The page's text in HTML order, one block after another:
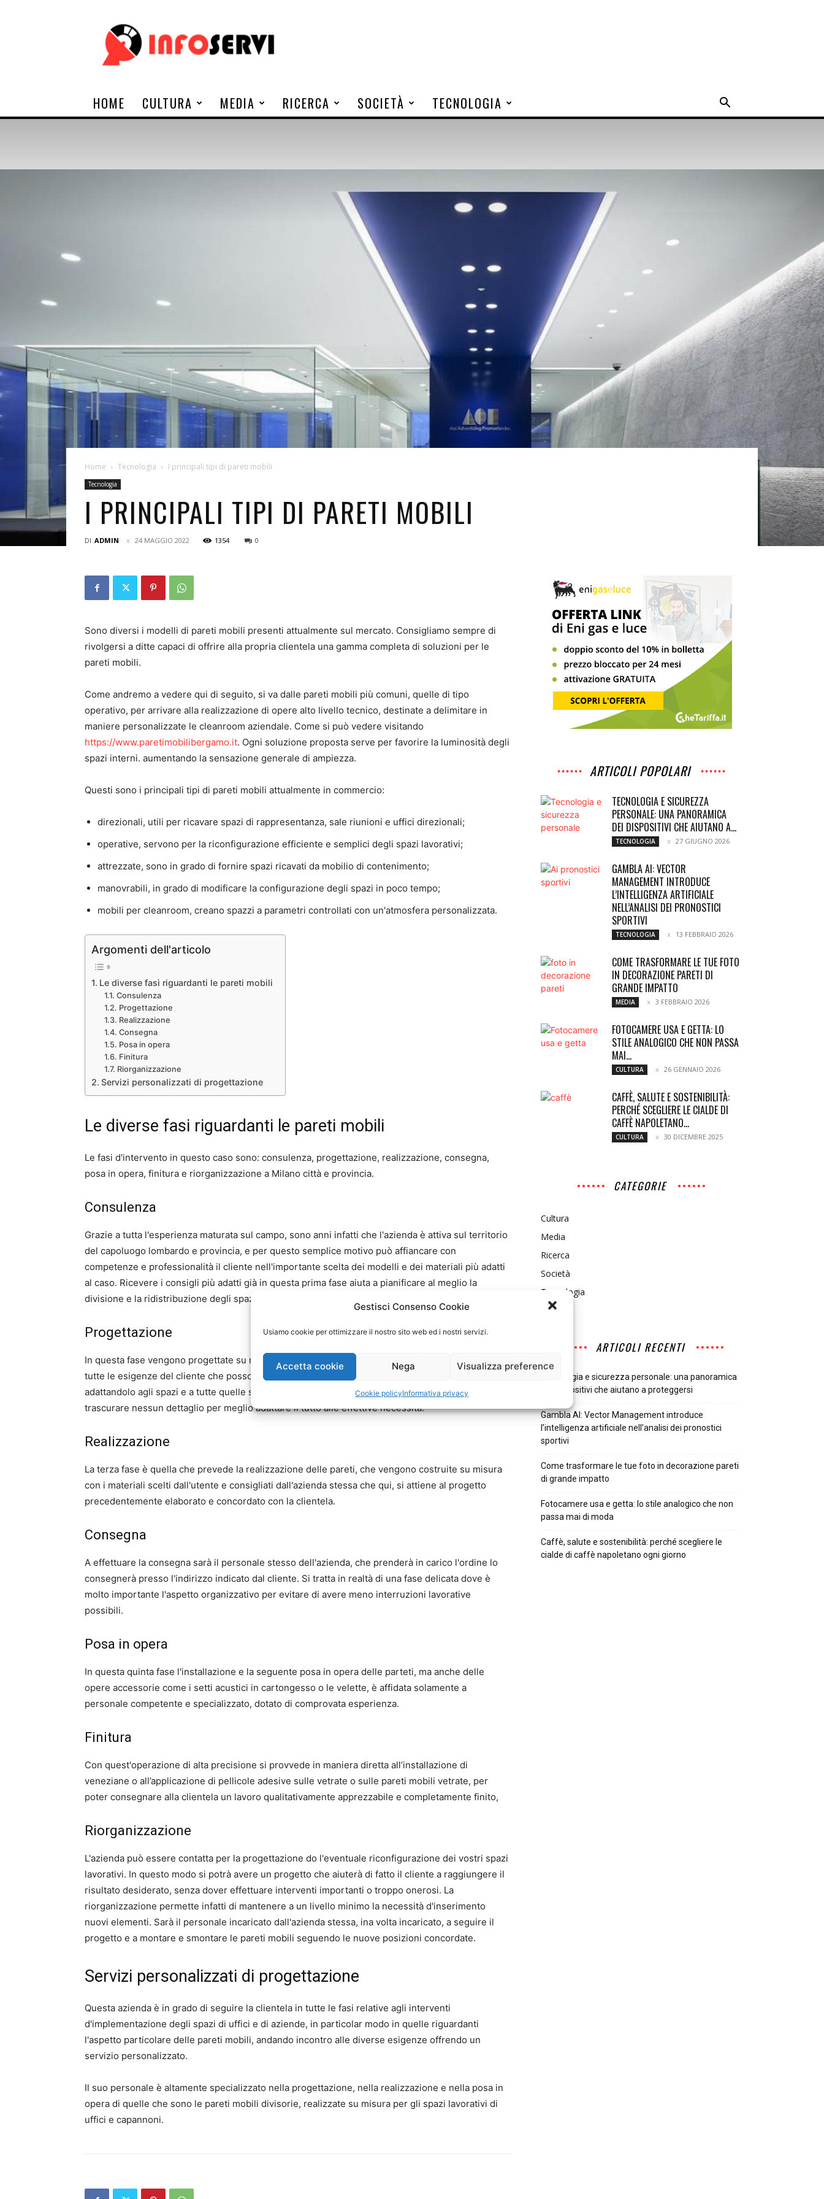
Gestisci Consenso Cookie
Usiamo cookie per ottimizzare il nostro sito web ed i nostri servizi.
Accetta cookie Nega Visualizza preference
Cookie policyInformativa privacy
HOME CULTURA MEDIA RICERCA SOCIETÀ TECNOLOGIA
Home Tecnologia I principali tipi di pareti mobili
Tecnologia
I PRINCIPALI TIPI DI PARETI MOBILI
DI ADMIN 24 MAGGIO 2022 1354 0
Sono diversi i modelli di pareti mobili presenti attualmente sul mercato. Consigliamo sempre di
rivolgersi a ditte capaci di offrire alla propria clientela una gamma completa di soluzioni per le
pareti mobili.
Come andremo a vedere qui di seguito, si va dalle pareti mobili più comuni, quelle di tipo
operativo, per arrivare alla realizzazione di opere alto livello tecnico, destinate a delimitare in
maniere personalizzate le cleanroom aziendale. Come si può vedere visitando
https://www.paretimobilibergamo.it. Ogni soluzione proposta serve per favorire la luminosità degli
spazi interni. aumentando la sensazione generale di ampiezza.
Questi sono i principali tipi di pareti mobili attualmente in commercio:
direzionali, utili per ricavare spazi di rappresentanza, sale riunioni e uffici direzionali;
operative, servono per la riconfigurazione efficiente e semplici degli spazi lavorativi;
attrezzate, sono in grado di fornire spazi ricavati da mobilio di contenimento;
manovrabili, in grado di modificare la configurazione degli spazi in poco tempo;
mobili per cleanroom, creano spazzi a parametri controllati con un'atmosfera personalizzata.
Argomenti dell'articolo
Le diverse fasi riguardanti le pareti mobili
Consulenza
Progettazione
Realizzazione
Consegna
Posa in opera
Finitura
Riorganizzazione
Servizi personalizzati di progettazione
Le diverse fasi riguardanti le pareti mobili
Le fasi d'intervento in questo caso sono: consulenza, progettazione, realizzazione, consegna,
posa in opera, finitura e riorganizzazione a Milano città e provincia.
Consulenza
Grazie a tutta l'esperienza maturata sul campo, sono anni infatti che l'azienda è attiva sul territorio
del capoluogo lombardo e provincia, e per questo semplice motivo può affiancare con
competenze e professionalità il cliente nell'importante scelta dei modelli e dei materiali più adatti
al caso. Ricevere i consigli più adatti già in questa prima fase aiuta a pianificare al meglio la
divisione e la ridistribuzione degli spazi.
Progettazione
In questa fase vengono progettate su misura le pareti mobili. Vengono prese in considerazione
tutte le esigenze del cliente che possono essere specifiche e uniche. Qui si progetta il lavoro
adattandolo agli spazi e a tutte quelle situazioni che si possono verificare nelle aziende, senza
trascurare nessun dettaglio per meglio adattare il tutto alle effettive necessità.
Realizzazione
La terza fase è quella che prevede la realizzazione delle pareti, che vengono costruite su misura
con i materiali scelti dall'utente e consigliati dall'azienda stessa che qui, si attiene al progetto
precedentemente elaborato e concordato con la clientela.
Consegna
A effettuare la consegna sarà il personale stesso dell'azienda, che prenderà in carico l'ordine lo
consegnerà presso l'indirizzo indicato dal cliente. Si tratta in realtà di una fase delicata dove è
molto importante l'aspetto organizzativo per evitare di avere meno interruzioni lavorative
possibili.
Posa in opera
In questa quinta fase l'installazione e la seguente posa in opera delle parteti, ma anche delle
opere accessorie come i setti acustici in cartongesso o le velette, è affidata solamente a
personale competente e specializzato, dotato di comprovata esperienza.
Finitura
Con quest'operazione di alta precisione si provvede in maniera diretta all’installazione di
veneziane o all’applicazione di pellicole adesive sulle vetrate o sulle pareti mobili vetrate, per
poter consegnare alla clientela un lavoro qualitativamente apprezzabile e completamente finito,
Riorganizzazione
L'azienda può essere contatta per la progettazione do l'eventuale riconfigurazione dei vostri spazi
lavorativi. In questo modo si potrà avere un progetto che aiuterà di fatto il cliente a raggiungere il
risultato desiderato, senza dover effettuare interventi importanti o troppo onerosi. La
riorganizzazione permette infatti di mantenere a un livello minimo la necessità d'inserimento
nuovi elementi. Sarà il personale incaricato dall'azienda stessa, ina volta incaricato, a seguire il
progetto e a montare e smontare le pareti mobili seguendo le nuove posizioni concordate.
Servizi personalizzati di progettazione
Questa azienda è in grado di seguire la clientela in tutte le fasi relative agli interventi
d'implementazione degli spazi di uffici e di aziende, in particolar modo in quelle riguardanti
l'aspetto particolare delle pareti mobili, andando incontro alle diverse esigenze offrendo un
servizio personalizzato.
Il suo personale è altamente specializzato nella progettazione, nella realizzazione e nella posa in
opera di quelle che sono le pareti mobili divisorie, realizzate su misura per gli spazi lavorativi di
uffici e capannoni.
ARTICOLI POPOLARI
TECNOLOGIA E SICUREZZA
PERSONALE: UNA PANORAMICA
DEI DISPOSITIVI CHE AIUTANO A...
TECNOLOGIA 27 GIUGNO 2026
GAMBLA AI: VECTOR
MANAGEMENT INTRODUCE
L’INTELLIGENZA ARTIFICIALE
NELL’ANALISI DEI PRONOSTICI
SPORTIVI
TECNOLOGIA 13 FEBBRAIO 2026
COME TRASFORMARE LE TUE FOTO
IN DECORAZIONE PARETI DI
GRANDE IMPATTO
MEDIA 3 FEBBRAIO 2026
FOTOCAMERE USA E GETTA: LO
STILE ANALOGICO CHE NON PASSA
MAI...
CULTURA 26 GENNAIO 2026
CAFFÈ, SALUTE E SOSTENIBILITÀ:
PERCHÉ SCEGLIERE LE CIALDE DI
CAFFÈ NAPOLETANO...
CULTURA 30 DICEMBRE 2025
CATEGORIE
Cultura
Media
Ricerca
Società
Tecnologia
ARTICOLI RECENTI
Tecnologia e sicurezza personale: una panoramica
dei dispositivi che aiutano a proteggersi
Gambla AI: Vector Management introduce
l’intelligenza artificiale nell’analisi dei pronostici
sportivi
Come trasformare le tue foto in decorazione pareti
di grande impatto
Fotocamere usa e getta: lo stile analogico che non
passa mai di moda
Caffè, salute e sostenibilità: perché scegliere le
cialde di caffè napoletano ogni giorno